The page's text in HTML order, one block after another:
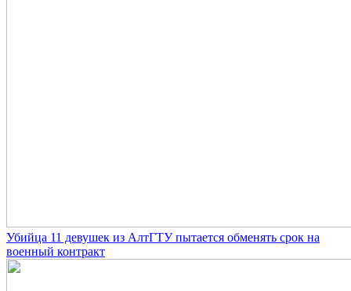
Убийца 11 девушек из АлтГТУ пытается обменять срок на
военный контракт